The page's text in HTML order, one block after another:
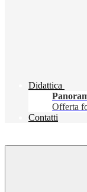
Didattica
Offerta
Contatti